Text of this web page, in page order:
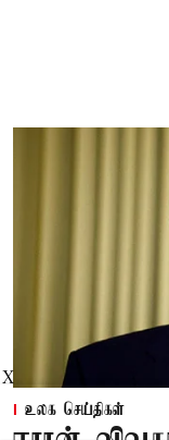
உலக செய்திகள்
X